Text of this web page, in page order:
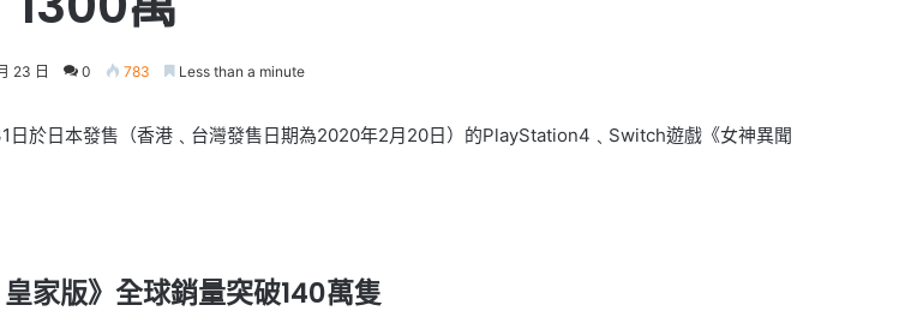
23 日 0 783 Less than a minute
於日本發售（香港﹑台灣發售日期為2020年2月20日）的PlayStation4﹑Switch遊戲《女神異聞
皇家版》全球銷量突破140萬隻